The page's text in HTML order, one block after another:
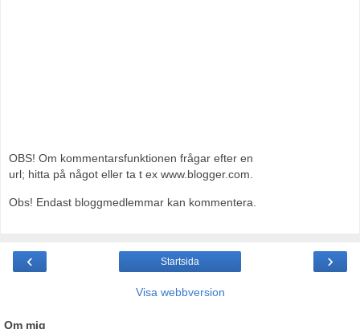
OBS! Om kommentarsfunktionen frågar efter en
url; hitta på något eller ta t ex www.blogger.com.
Obs! Endast bloggmedlemmar kan kommentera.
‹ ›
Startsida
Visa webbversion
Om mig